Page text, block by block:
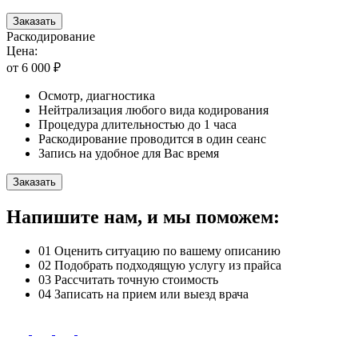
Заказать
Раскодирование
Цена:
от 6 000 ₽
Осмотр, диагностика
Нейтрализация любого вида кодирования
Процедура длительностью до 1 часа
Раскодирование проводится в один сеанс
Запись на удобное для Вас время
Заказать
Напишите нам, и мы поможем:
01 Оценить ситуацию по вашему описанию
02 Подобрать подходящую услугу из прайса
03 Рассчитать точную стоимость
04 Записать на прием или выезд врача